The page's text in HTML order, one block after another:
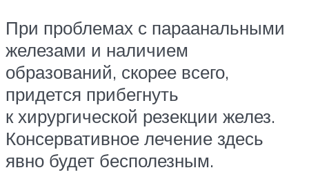
При проблемах с параанальными
железами и наличием
образований, скорее всего,
придется прибегнуть
к хирургической резекции желез.
Консервативное лечение здесь
явно будет бесполезным.